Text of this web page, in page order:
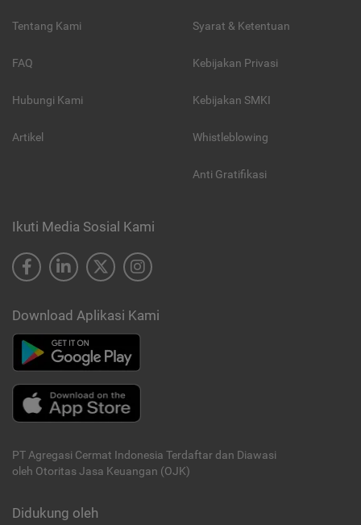
Tentang Kami
FAQ
Hubungi Kami
Artikel
Syarat & Ketentuan
Kebijakan Privasi
Kebijakan SMKI
Whistleblowing
Anti Gratifikasi
Ikuti Media Sosial Kami
Download Aplikasi Kami
PT Agregasi Cermat Indonesia Terdaftar dan Diawasi
oleh Otoritas Jasa Keuangan (OJK)
Didukung oleh